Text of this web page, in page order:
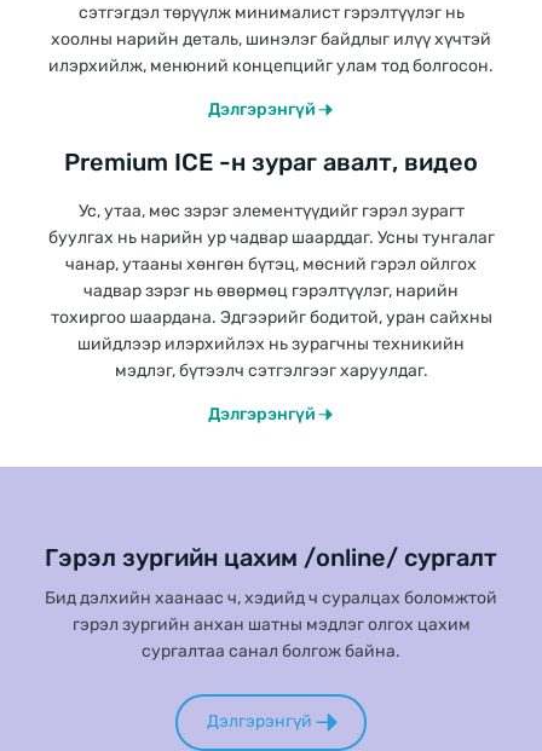
сэтгэгдэл төрүүлж минималист гэрэлтүүлэг нь
хоолны нарийн деталь, шинэлэг байдлыг илүү хүчтэй
илэрхийлж, менюний концепцийг улам тод болгосон.
Дэлгэрэнгүй
Premium ICE -н зураг авалт, видео
Ус, утаа, мөс зэрэг элементүүдийг гэрэл зурагт
буулгах нь нарийн ур чадвар шаарддаг. Усны тунгалаг
чанар, утааны хөнгөн бүтэц, мөсний гэрэл ойлгох
чадвар зэрэг нь өвөрмөц гэрэлтүүлэг, нарийн
тохиргоо шаардана. Эдгээрийг бодитой, уран сайхны
шийдлээр илэрхийлэх нь зурагчны техникийн
мэдлэг, бүтээлч сэтгэлгээг харуулдаг.
Дэлгэрэнгүй
Гэрэл зургийн цахим /online/ сургалт
Бид дэлхийн хаанаас ч, хэдийд ч суралцах боломжтой
гэрэл зургийн анхан шатны мэдлэг олгох цахим
сургалтаа санал болгож байна.
Дэлгэрэнгүй